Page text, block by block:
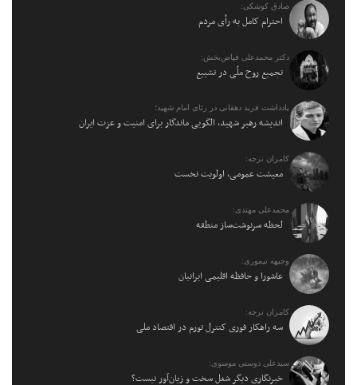
صادق کوشکی:
احترام کامل به رأی مردم
دکتر محمدعلی فیاض‌بخش:
تجمیع روح ملّی در تشییع
یادداشت فرید دهقانی در رثای امام شهید؛
اندیشه رهبر شهید، الگویی ماندگار برای امنیت و عزت ایران
کامران نرجه:
معیشت عمومی، اولویت نخست
محمدعلی مهتدی:
لحظه سرنوشت‌ساز منطقه
وجیهه تیموری:
عاشورا و حافظه اقلیمی ایرانیان
کامران نرجه:
سه راهکار فوری کنترل تورم در اقتصاد ملی
سیدعلی دوستی موسوی:
خبرنگاری دیگر شغل سخت و زیان‌آور نیست؟